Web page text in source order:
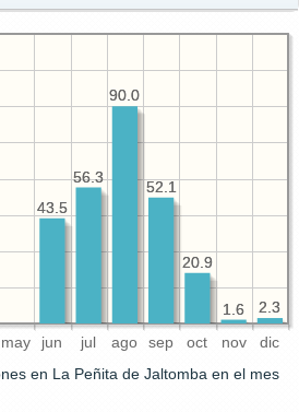
may jun jul ago sep oct nov dic
2.3
1.6
20.9
52.1
90.0
56.3
43.5
2.3
1.6
20.9
52.1
90.0
56.3
43.5
en La Peñita de Jaltomba en el mes